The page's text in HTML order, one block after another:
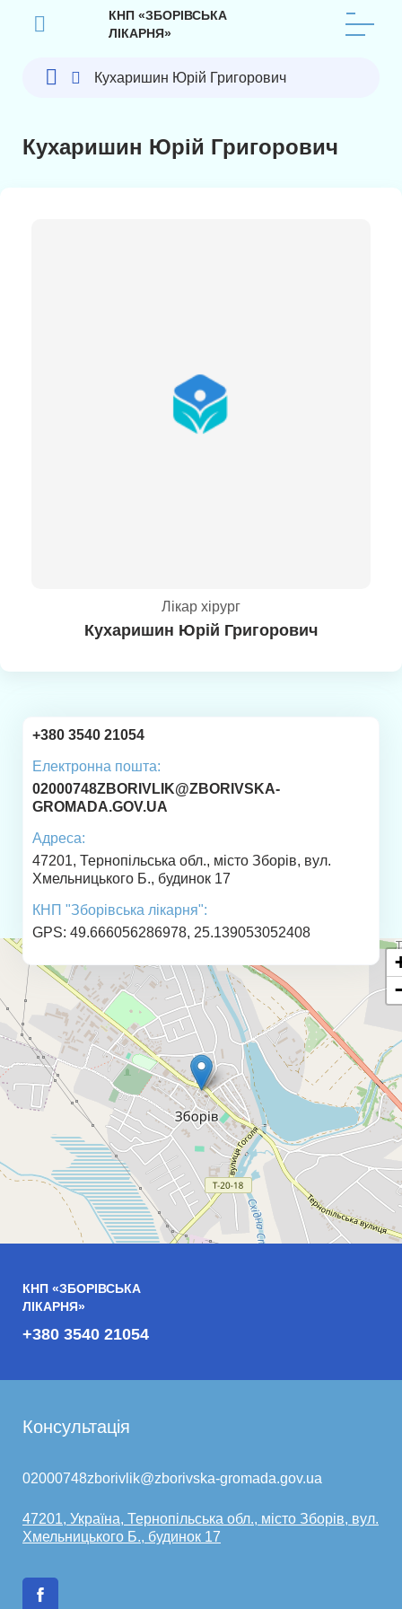
КНП «ЗБОРІВСЬКА
ЛІКАРНЯ»
Кухаришин Юрій Григорович
Кухаришин Юрій Григорович
Лікар хірург
Кухаришин Юрій Григорович
+380 3540 21054
Електронна пошта:
02000748ZBORIVLIK@ZBORIVSKA-
GROMADA.GOV.UA
Адреса:
47201, Тернопільська обл., місто Зборів, вул.
Хмельницького Б., будинок 17
КНП "Зборівська лікарня":
GPS: 49.666056286978, 25.139053052408
КНП «ЗБОРІВСЬКА
ЛІКАРНЯ»
+380 3540 21054
Консультація
02000748zborivlik@zborivska-gromada.gov.ua
47201, Україна, Тернопільська обл., місто Зборів, вул.
Хмельницького Б., будинок 17